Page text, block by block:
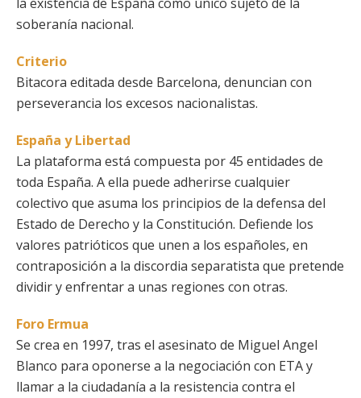
soberanía nacional.
Criterio
Bitacora editada desde Barcelona, denuncian con
perseverancia los excesos nacionalistas.
España y Libertad
La plataforma está compuesta por 45 entidades de
toda España. A ella puede adherirse cualquier
colectivo que asuma los principios de la defensa del
Estado de Derecho y la Constitución. Defiende los
valores patrióticos que unen a los españoles, en
contraposición a la discordia separatista que pretende
dividir y enfrentar a unas regiones con otras.
Foro Ermua
Se crea en 1997, tras el asesinato de Miguel Angel
Blanco para oponerse a la negociación con ETA y
llamar a la ciudadanía a la resistencia contra el